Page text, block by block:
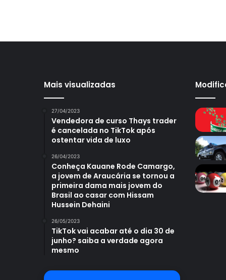
Mais visualizadas
27/04/2023
Vendedora de curso Thays trader
é cancelada no TikTok após
ostentar vida de luxo
26/04/2023
Conheça Kauane Rode Camargo,
a jovem de Araucária se tornou a
primeira dama mais jovem do
Brasil ao casar com Hissam
Hussein Dehaini
26/05/2023
TikTok vai acabar até o dia 30 de
junho? saiba a verdade agora
mesmo